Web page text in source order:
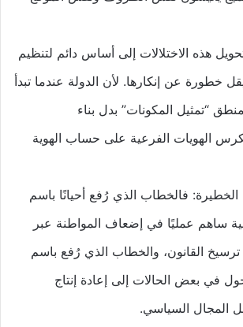
هذه الاختلالات إلى أساس دائم لتنظيم
خطورة عن إنكارها. لأن الدولة عندما تبدأ
“تمثيل المكونات” بدل بناء
الهويات الفرعية على حساب الهوية
الخطيرة: فالخطاب الذي رُفع أحيانًا باسم
ساهم عمليًا في إضعاف المواطنة عبر
ترسيخ القانون، والخطاب الذي رُفع باسم
في بعض الحالات إلى إعادة إنتاج
المجال السياسي.